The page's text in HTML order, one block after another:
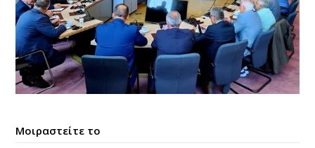
Μοιραστείτε το